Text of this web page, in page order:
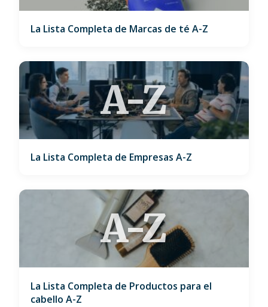
La Lista Completa de Marcas de té A-Z
A-Z
La Lista Completa de Empresas A-Z
A-Z
La Lista Completa de Productos para el
cabello A-Z